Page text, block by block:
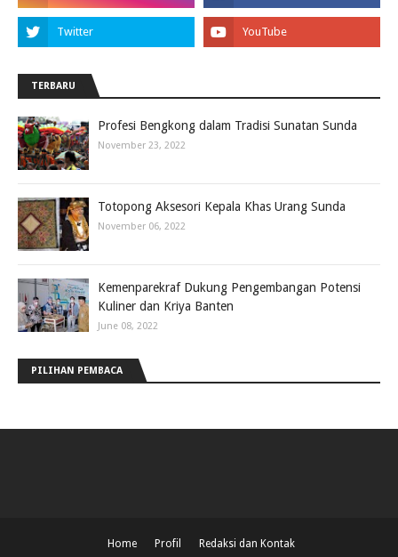
TERBARU
Profesi Bengkong dalam Tradisi Sunatan Sunda
November 23, 2022
Totopong Aksesori Kepala Khas Urang Sunda
November 06, 2022
Kemenparekraf Dukung Pengembangan Potensi
Kuliner dan Kriya Banten
June 08, 2022
PILIHAN PEMBACA
Home Profil Redaksi dan Kontak